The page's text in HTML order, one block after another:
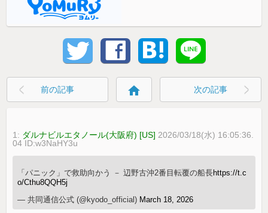
前の記事 home 次の記事
1: ダルナビルエタノール(大阪府) [US] 2026/03/18(水) 16:05:36.
04 ID:w3NaHY3u
「パニック」で救助向かう － 辺野古沖2番目転覆の船長https://t.c
o/Cthu8QQH5j
— 共同通信公式 (@kyodo_official) March 18, 2026